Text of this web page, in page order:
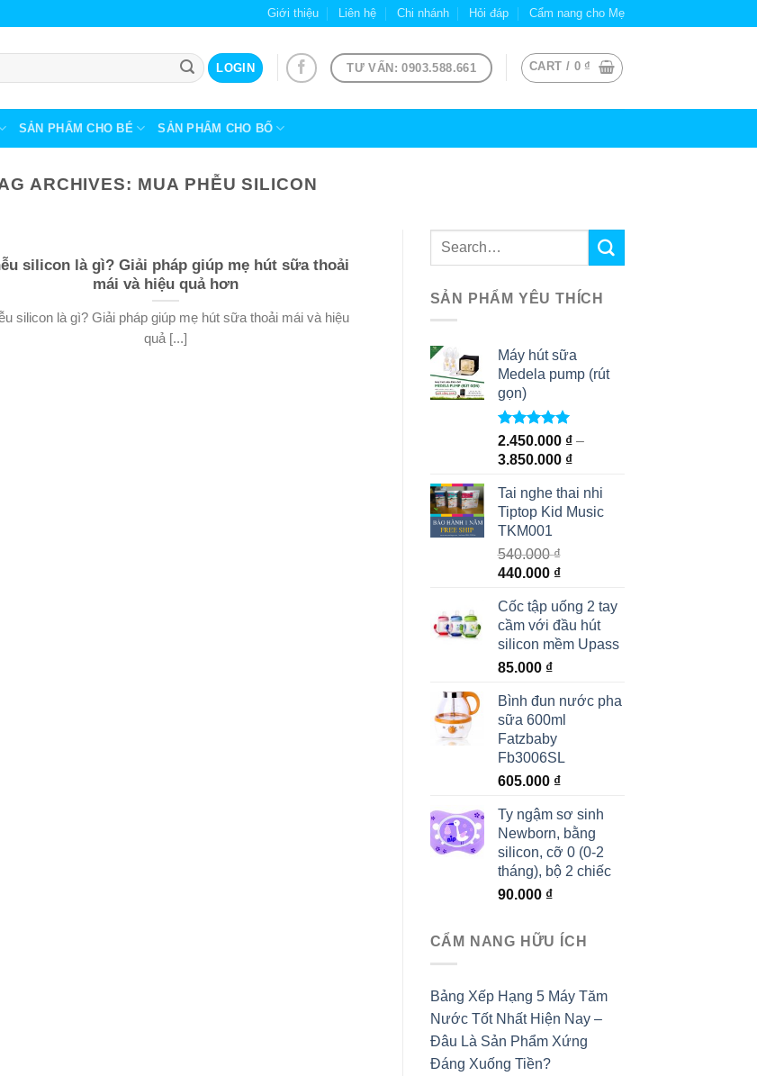
Giới thiệu Liên hệ Chi nhánh Hỏi đáp Cẩm nang cho Mẹ
LOGIN TƯ VẤN: 0903.588.661 CART / 0 ₫
SẢN PHẨM CHO BÉ SẢN PHẨM CHO BỐ
ARCHIVES: MUA PHỄU SILICON
silicon là gì? Giải pháp giúp mẹ hút sữa thoải
mái và hiệu quả hơn
silicon là gì? Giải pháp giúp mẹ hút sữa thoải mái và hiệu
quả [...]
SẢN PHẨM YÊU THÍCH
Máy hút sữa
Medela pump (rút
gọn)
Rated5.00
out of 5
2.450.000 ₫–
3.850.000 ₫
Tai nghe thai nhi
Tiptop Kid Music
TKM001
540.000₫
440.000 ₫
Cốc tập uống 2 tay
cầm với đầu hút
silicon mềm Upass
85.000 ₫
Bình đun nước pha
sữa 600ml
Fatzbaby
Fb3006SL
605.000 ₫
Ty ngậm sơ sinh
Newborn, bằng
silicon, cỡ 0 (0-2
tháng), bộ 2 chiếc
90.000 ₫
CẨM NANG HỮU ÍCH
Bảng Xếp Hạng 5 Máy Tăm
Nước Tốt Nhất Hiện Nay –
Đâu Là Sản Phẩm Xứng
Đáng Xuống Tiền?